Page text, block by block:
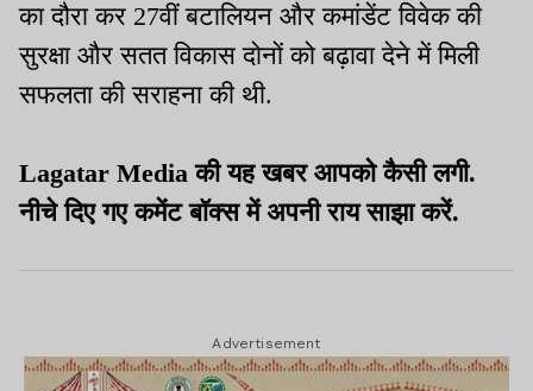
का दौरा कर 27वीं बटालियन और कमांडेंट विवेक की
सुरक्षा और सतत विकास दोनों को बढ़ावा देने में मिली
सफलता की सराहना की थी.
Lagatar Media की यह खबर आपको कैसी लगी.
नीचे दिए गए कमेंट बॉक्स में अपनी राय साझा करें.
Advertisement